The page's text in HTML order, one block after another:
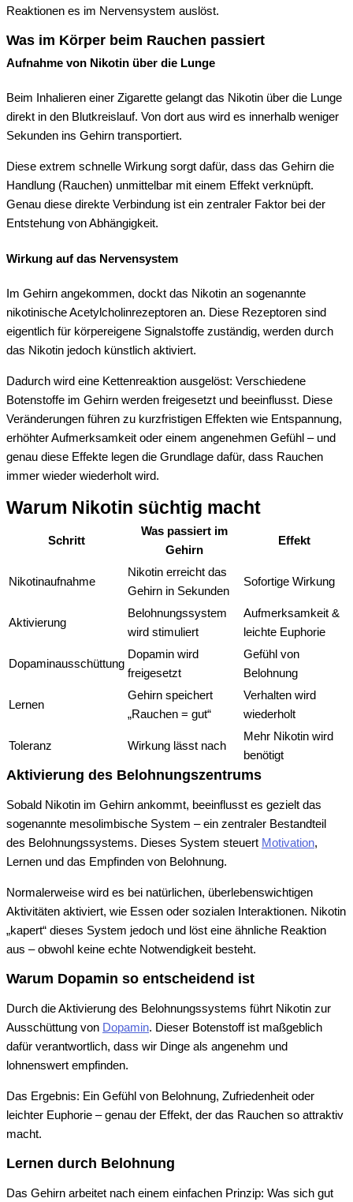
Reaktionen es im Nervensystem auslöst.
Was im Körper beim Rauchen passiert
Aufnahme von Nikotin über die Lunge
Beim Inhalieren einer Zigarette gelangt das Nikotin über die Lunge
direkt in den Blutkreislauf. Von dort aus wird es innerhalb weniger
Sekunden ins Gehirn transportiert.
Diese extrem schnelle Wirkung sorgt dafür, dass das Gehirn die
Handlung (Rauchen) unmittelbar mit einem Effekt verknüpft.
Genau diese direkte Verbindung ist ein zentraler Faktor bei der
Entstehung von Abhängigkeit.
Wirkung auf das Nervensystem
Im Gehirn angekommen, dockt das Nikotin an sogenannte
nikotinische Acetylcholinrezeptoren an. Diese Rezeptoren sind
eigentlich für körpereigene Signalstoffe zuständig, werden durch
das Nikotin jedoch künstlich aktiviert.
Dadurch wird eine Kettenreaktion ausgelöst: Verschiedene
Botenstoffe im Gehirn werden freigesetzt und beeinflusst. Diese
Veränderungen führen zu kurzfristigen Effekten wie Entspannung,
erhöhter Aufmerksamkeit oder einem angenehmen Gefühl – und
genau diese Effekte legen die Grundlage dafür, dass Rauchen
immer wieder wiederholt wird.
Warum Nikotin süchtig macht
Schritt
Was passiert im
Gehirn
Effekt
Nikotinaufnahme
Nikotin erreicht das
Gehirn in Sekunden
Sofortige Wirkung
Aktivierung
Belohnungssystem
wird stimuliert
Aufmerksamkeit &
leichte Euphorie
Dopaminausschüttung
Dopamin wird
freigesetzt
Gefühl von
Belohnung
Lernen
Gehirn speichert
„Rauchen = gut“
Verhalten wird
wiederholt
Toleranz Wirkung lässt nach
Mehr Nikotin wird
benötigt
Aktivierung des Belohnungszentrums
Sobald Nikotin im Gehirn ankommt, beeinflusst es gezielt das
sogenannte mesolimbische System – ein zentraler Bestandteil
des Belohnungssystems. Dieses System steuert Motivation,
Lernen und das Empfinden von Belohnung.
Normalerweise wird es bei natürlichen, überlebenswichtigen
Aktivitäten aktiviert, wie Essen oder sozialen Interaktionen. Nikotin
„kapert“ dieses System jedoch und löst eine ähnliche Reaktion
aus – obwohl keine echte Notwendigkeit besteht.
Warum Dopamin so entscheidend ist
Durch die Aktivierung des Belohnungssystems führt Nikotin zur
Ausschüttung von Dopamin. Dieser Botenstoff ist maßgeblich
dafür verantwortlich, dass wir Dinge als angenehm und
lohnenswert empfinden.
Das Ergebnis: Ein Gefühl von Belohnung, Zufriedenheit oder
leichter Euphorie – genau der Effekt, der das Rauchen so attraktiv
macht.
Lernen durch Belohnung
Das Gehirn arbeitet nach einem einfachen Prinzip: Was sich gut